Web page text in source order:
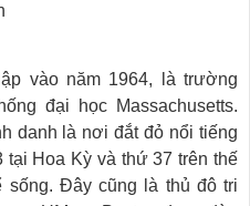
vào năm 1964, là trường
đại học Massachusetts.
danh là nơi đắt đỏ nổi tiếng
Hoa Kỳ và thứ 37 trên thế
Đây cũng là thủ đô tri